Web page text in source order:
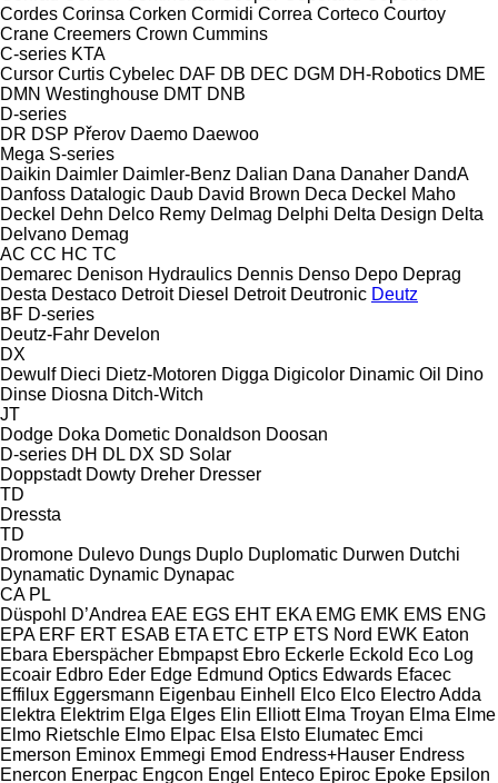
Cordes Corinsa Corken Cormidi Correa Corteco Courtoy
Crane Creemers Crown Cummins
C-series KTA
Cursor Curtis Cybelec DAF DB DEC DGM DH-Robotics DME
DMN Westinghouse DMT DNB
D-series
DR DSP Přerov Daemo Daewoo
Mega S-series
Daikin Daimler Daimler-Benz Dalian Dana Danaher DandA
Danfoss Datalogic Daub David Brown Deca Deckel Maho
Deckel Dehn Delco Remy Delmag Delphi Delta Design Delta
Delvano Demag
AC CC HC TC
Demarec Denison Hydraulics Dennis Denso Depo Deprag
Desta Destaco Detroit Diesel Detroit Deutronic Deutz
BF D-series
Deutz-Fahr Develon
DX
Dewulf Dieci Dietz-Motoren Digga Digicolor Dinamic Oil
Dino
Dinse Diosna Ditch-Witch
JT
Dodge Doka Dometic Donaldson Doosan
D-series DH DL DX SD Solar
Doppstadt Dowty Dreher Dresser
TD
Dressta
TD
Dromone Dulevo Dungs Duplo Duplomatic Durwen Dutchi
Dynamatic Dynamic Dynapac
CA PL
Düspohl
D’Andrea EAE EGS EHT EKA EMG EMK EMS ENG
EPA ERF ERT ESAB ETA ETC ETP ETS Nord EWK Eaton
Ebara Eberspächer Ebmpapst Ebro Eckerle Eckold Eco Log
Ecoair Edbro Eder Edge Edmund Optics Edwards Efacec
Effilux Eggersmann Eigenbau Einhell Elco Elco Electro Adda
Elektra Elektrim Elga Elges Elin Elliott Elma Troyan Elma Elme
Elmo Rietschle Elmo Elpac Elsa Elsto Elumatec Emci
Emerson Eminox Emmegi Emod Endress+Hauser Endress
Enercon Enerpac Engcon Engel Enteco Epiroc Epoke Epsilon